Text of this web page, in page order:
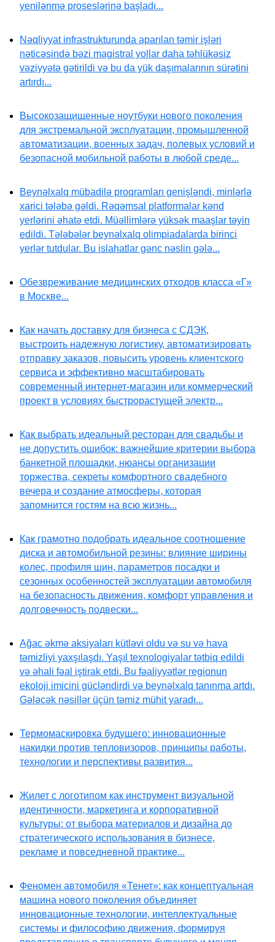
yenilənmə proseslərinə başladı...
Nəqliyyat infrastrukturunda aparılan təmir işləri
nəticəsində bəzi magistral yollar daha təhlükəsiz
vəziyyətə gətirildi və bu da yük daşımalarının sürətini
artırdı...
Высокозащищенные ноутбуки нового поколения
для экстремальной эксплуатации, промышленной
автоматизации, военных задач, полевых условий и
безопасной мобильной работы в любой среде...
Beynəlxalq mübadilə proqramları genişləndi, minlərlə
xarici tələbə gəldi. Rəqəmsal platformalar kənd
yerlərini əhatə etdi. Müəllimlərə yüksək maaşlar təyin
edildi. Tələbələr beynəlxalq olimpiadalarda birinci
yerlər tutdular. Bu islahatlar gənc nəslin gələ...
Обезвреживание медицинских отходов класса «Г»
в Москве...
Как начать доставку для бизнеса с СДЭК,
выстроить надежную логистику, автоматизировать
отправку заказов, повысить уровень клиентского
сервиса и эффективно масштабировать
современный интернет-магазин или коммерческий
проект в условиях быстрорастущей электр...
Как выбрать идеальный ресторан для свадьбы и
не допустить ошибок: важнейшие критерии выбора
банкетной площадки, нюансы организации
торжества, секреты комфортного свадебного
вечера и создание атмосферы, которая
запомнится гостям на всю жизнь...
Как грамотно подобрать идеальное соотношение
диска и автомобильной резины: влияние ширины
колес, профиля шин, параметров посадки и
сезонных особенностей эксплуатации автомобиля
на безопасность движения, комфорт управления и
долговечность подвески...
Ağac əkmə aksiyaları kütləvi oldu və su və hava
təmizliyi yaxşılaşdı. Yaşıl texnologiyalar tətbiq edildi
və əhali fəal iştirak etdi. Bu fəaliyyətlər regionun
ekoloji imicini gücləndirdi və beynəlxalq tanınma artdı.
Gələcək nəsillər üçün təmiz mühit yaradı...
Термомаскировка будущего: инновационные
накидки против тепловизоров, принципы работы,
технологии и перспективы развития...
Жилет с логотипом как инструмент визуальной
идентичности, маркетинга и корпоративной
культуры: от выбора материалов и дизайна до
стратегического использования в бизнесе,
рекламе и повседневной практике...
Феномен автомобиля «Тенет»: как концептуальная
машина нового поколения объединяет
инновационные технологии, интеллектуальные
системы и философию движения, формируя